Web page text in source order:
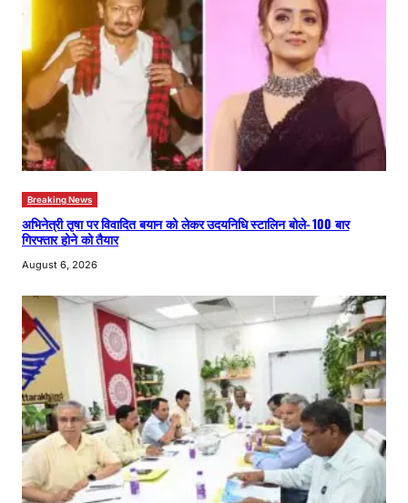
Breaking News
अभिनेत्री तृषा पर विवादित बयान को लेकर उदयनिधि स्टालिन बोले- 100 बार
गिरफ्तार होने को तैयार
August 6, 2026